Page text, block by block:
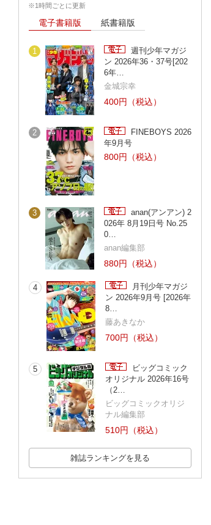
※1時間ごとに更新
電子書籍版 紙書籍版
1
週刊少年マガジ
ン 2026年36・37号[202
6年…
金城宗幸
400円（税込）
2
FINEBOYS 2026
年9月号
800円（税込）
3
anan(アンアン) 2
026年 8月19日号 No.25
0…
anan編集部
880円（税込）
4
月刊少年マガジ
ン 2026年9月号 [2026年
8…
藤あきなか
700円（税込）
5
ビッグコミック
オリジナル 2026年16号
（2…
ビッグコミックオリジ
ナル編集部
510円（税込）
雑誌ランキングを見る